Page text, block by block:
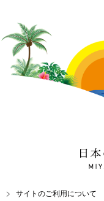
日本
サイトのご利用について